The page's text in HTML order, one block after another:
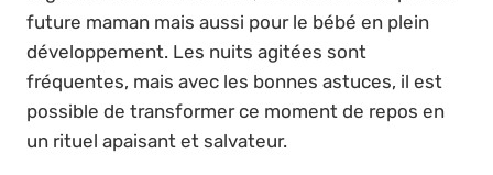
future maman mais aussi pour le bébé en plein
développement. Les nuits agitées sont
fréquentes, mais avec les bonnes astuces, il est
possible de transformer ce moment de repos en
un rituel apaisant et salvateur.